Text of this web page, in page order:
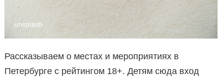
unsplash
Рассказываем о местах и мероприятиях в
Петербурге с рейтингом 18+. Детям сюда вход